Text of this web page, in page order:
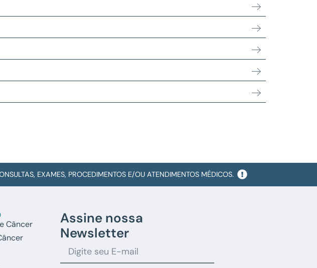
EXAMES, PROCEDIMENTOS E/OU ATENDIMENTOS MÉDICOS.
Câncer
Assine nossa
Newsletter